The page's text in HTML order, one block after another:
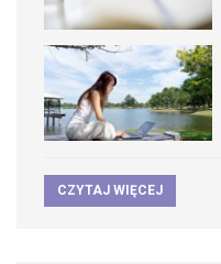
CZYTAJ WIĘCEJ